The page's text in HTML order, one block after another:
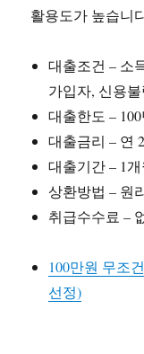
활용도가 높습니
대출조건 – 소
가입자, 신용
대출한도 –
대출금리 – 연
대출기간 – 1
상환방법 – 원
취급수수료 –
100만원 무조
선정)